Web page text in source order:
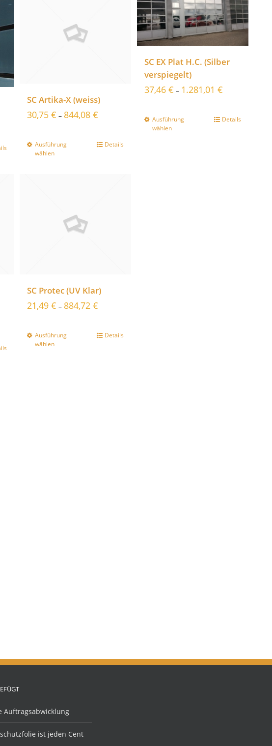
SC Artika-X (weiss)
30,75€ – 844,08€
Ausführung
wählen
Details
SC EX Plat H.C. (Silber
verspiegelt)
37,46 € – 1.281,01 €
Ausführung
wählen
Details
SC Protec (UV Klar)
21,49€ – 884,72€
Ausführung
wählen
Details
Auftragsabwicklung
ist jeden Cent